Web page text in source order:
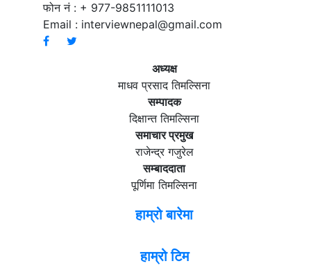
फोन नं : + 977-9851111013
Email : interviewnepal@gmail.com
अध्यक्ष
माधव प्रसाद तिमल्सिना
सम्पादक
दिक्षान्त तिमल्सिना
समाचार प्रमुख
राजेन्द्र गजुरेल
सम्बाददाता
पूर्णिमा तिमल्सिना
हाम्रो बारेमा
हाम्रो टिम